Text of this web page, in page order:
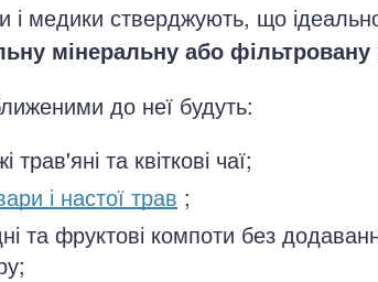
і медики стверджують, що
мінеральну або
до неї будуть:
трав'яні та квіткові чаї;
і настої трав ;
та фруктові компоти без